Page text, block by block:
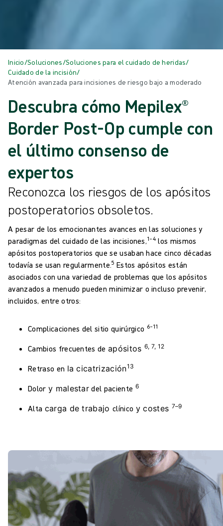
Inicio/Soluciones/Soluciones para el cuidado de heridas/
Cuidado de la incisión/
Atención avanzada para incisiones de riesgo bajo a moderado
Descubra cómo Mepilex®
Border Post-Op cumple con
el último consenso de
expertos
Reconozca los riesgos de los apósitos
postoperatorios obsoletos.
A pesar de los emocionantes avances en las soluciones y
paradigmas del cuidado de las incisiones,1–4 los mismos
apósitos postoperatorios que se usaban hace cinco décadas
todavía se usan regularmente.5 Estos apósitos están
asociados con una variedad de problemas que los apósitos
avanzados a menudo pueden minimizar o incluso prevenir,
incluidos, entre otros:
Complicaciones del sitio quirúrgico 6–11
Cambios frecuentesdeapósitos 6, 7, 12
Retraso en la cicatrización13
Dolor y malestar del paciente 6
Alta carga de trabajoclínico y costes 7–9